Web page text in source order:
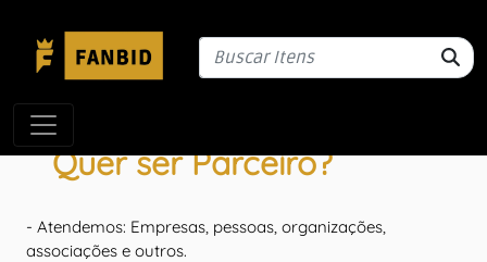
Quer ser Parceiro?
- Atendemos: Empresas, pessoas, organizações,
associações e outros.